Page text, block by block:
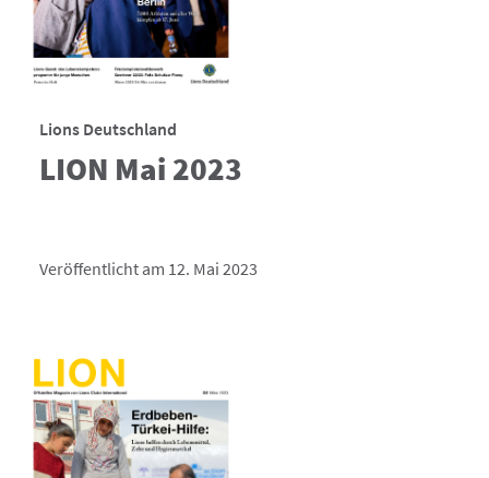
Lions Deutschland
LION Mai 2023
Veröffentlicht am 12. Mai 2023